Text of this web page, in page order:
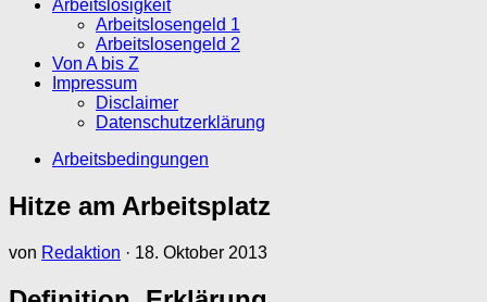
Arbeitslosigkeit
Arbeitslosengeld 1
Arbeitslosengeld 2
Von A bis Z
Impressum
Disclaimer
Datenschutzerklärung
Arbeitsbedingungen
Hitze am Arbeitsplatz
von Redaktion · 18. Oktober 2013